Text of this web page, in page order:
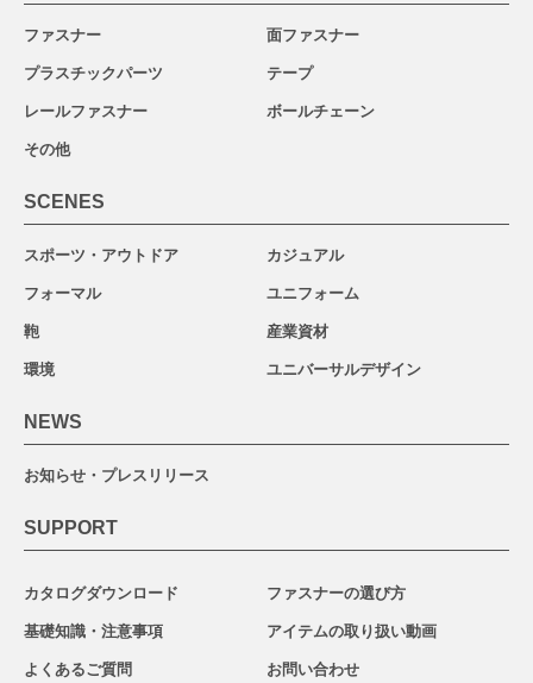
ファスナー 面ファスナー
プラスチックパーツ テープ
レールファスナー ボールチェーン
その他
SCENES
スポーツ・アウトドア カジュアル
フォーマル ユニフォーム
鞄 産業資材
環境 ユニバーサルデザイン
NEWS
お知らせ・プレスリリース
SUPPORT
カタログダウンロード ファスナーの選び方
基礎知識・注意事項 アイテムの取り扱い動画
よくあるご質問 お問い合わせ